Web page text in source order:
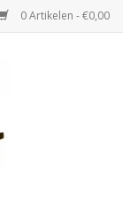
0 Artikelen - €0,00